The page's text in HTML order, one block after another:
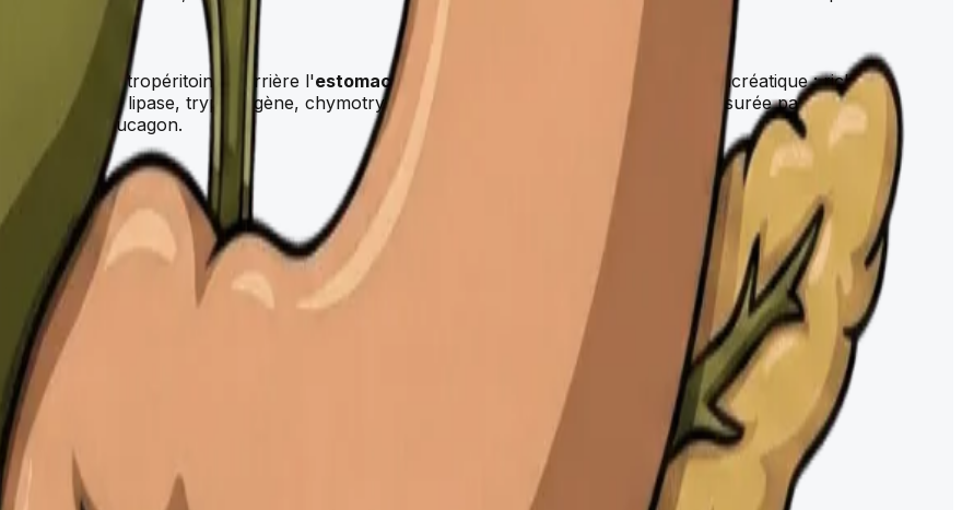
dans le rétropéritoine, derrière l'estomac. Sa fonction exocrine produit le suc pancréatique : riche en
(amylase, lipase, trypsinogène, chymotrypsinogène). Sa fonction endocrine est assurée par les îlots de
alpha le glucagon.
et d'Auerbach (myentérique) contrôlant la motricité et les sécrétions
(effet parasympathique), le système sympathique la freine
sécrétine (sécrétion pancréatique bicarbonatée), CCK (enzymes pancréatiques et bile), GIP (inhibition